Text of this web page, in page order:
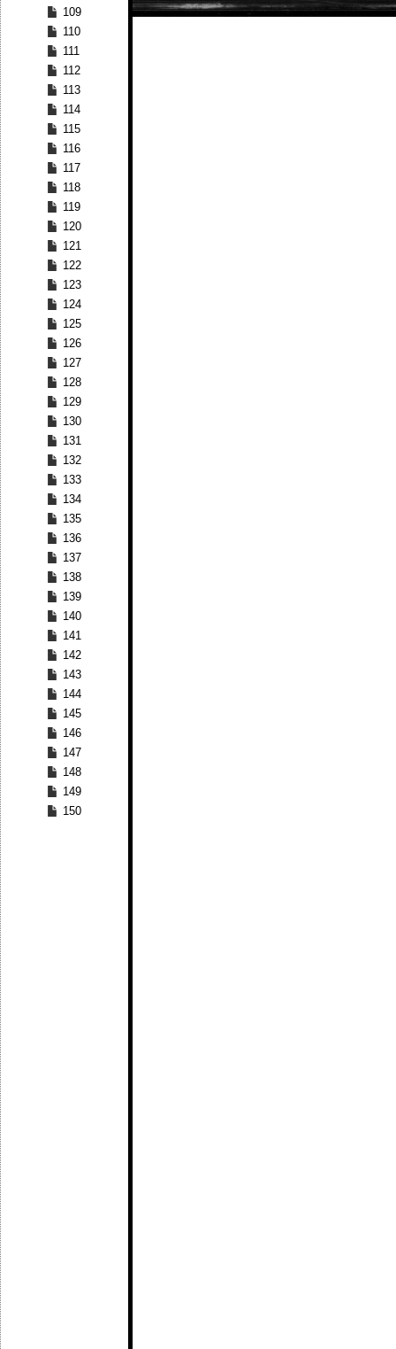
109
110
111
112
113
114
115
116
117
118
119
120
121
122
123
124
125
126
127
128
129
130
131
132
133
134
135
136
137
138
139
140
141
142
143
144
145
146
147
148
149
150